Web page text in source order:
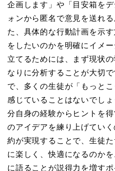
企画します」や「目安箱を
ォンから匿名で意見を送れ
た、具体的な行動計画を示
をしたいのかを明確にイメ
立てるためには、まず現状
なりに分析することが大切
で、多くの生徒が「もっと
感じていることはないでし
分自身の経験からヒントを
のアイデアを練り上げてい
約が実現することで、生徒
に楽しく、快適になるのか
に語ることが説得力を増す